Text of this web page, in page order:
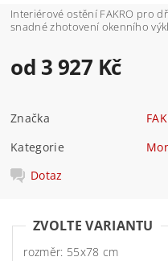
Interiérové ostění FAKRO pro
snadné zhotovení okenního
od 3 927 Kč
Značka
Kategorie
Dotaz
ZVOLTE VARIANTU
rozměr: 55x78 cm